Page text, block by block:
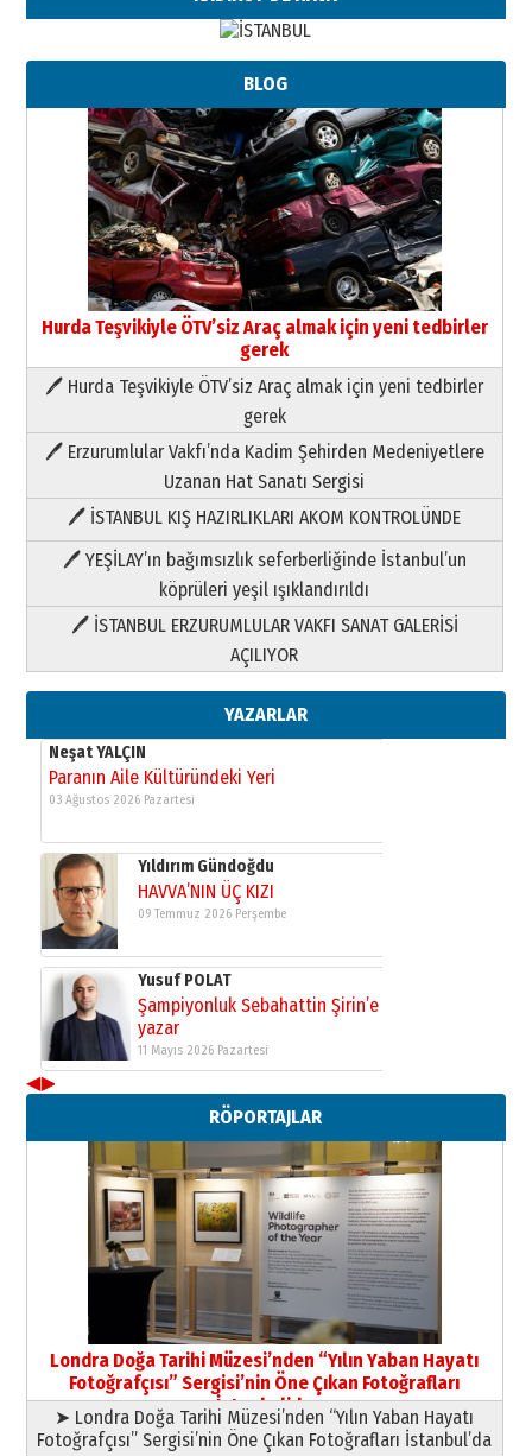
BLOG
Hurda Teşvikiyle ÖTV’siz Araç almak için yeni tedbirler
gerek
🖊 Hurda Teşvikiyle ÖTV’siz Araç almak için yeni tedbirler
gerek
🖊 Erzurumlular Vakfı’nda Kadim Şehirden Medeniyetlere
Uzanan Hat Sanatı Sergisi
🖊 İSTANBUL KIŞ HAZIRLIKLARI AKOM KONTROLÜNDE
🖊 YEŞİLAY’ın bağımsızlık seferberliğinde İstanbul’un
köprüleri yeşil ışıklandırıldı
🖊 İSTANBUL ERZURUMLULAR VAKFI SANAT GALERİSİ
AÇILIYOR
YAZARLAR
Paranın Aile Kültüründeki Yeri
03 Ağustos 2026 Pazartesi
Yıldırım Gündoğdu
HAVVA’NIN ÜÇ KIZI
09 Temmuz 2026 Perşembe
Yusuf POLAT
Şampiyonluk Sebahattin Şirin’e
11 Mayıs 2026 Pazartesi
Neşat YALÇIN
Paranın Aile Kültüründeki Yeri
03 Ağustos 2026 Pazartesi
Yıldırım Gündoğdu
HAVVA’NIN ÜÇ KIZI
09 Temmuz 2026 Perşembe
Yusuf POLAT
Şampiyonluk Sebahattin Şirin’e
yazar
11 Mayıs 2026 Pazartesi
Neşat YALÇIN
Paranın Aile Kültüründeki Yeri
03 Ağustos 2026 Pazartesi
Yıldırım Gündoğdu
HAVVA’NIN ÜÇ KIZI
09 Temmuz 2026 Perşembe
Yusuf POLAT
Şampiyonluk Sebahattin Şirin’e
yazar
11 Mayıs 2026 Pazartesi
◀▶
RÖPORTAJLAR
Londra Doğa Tarihi Müzesi’nden “Yılın Yaban Hayatı
Fotoğrafçısı” Sergisi’nin Öne Çıkan Fotoğrafları
İstanbul’da
➤ Londra Doğa Tarihi Müzesi’nden “Yılın Yaban Hayatı
Fotoğrafçısı” Sergisi’nin Öne Çıkan Fotoğrafları İstanbul’da